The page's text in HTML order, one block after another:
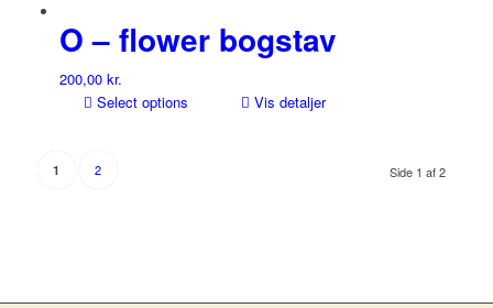
O – flower bogstav
200,00 kr.
Select options
Vis detaljer
Side 1 af 2
1 2